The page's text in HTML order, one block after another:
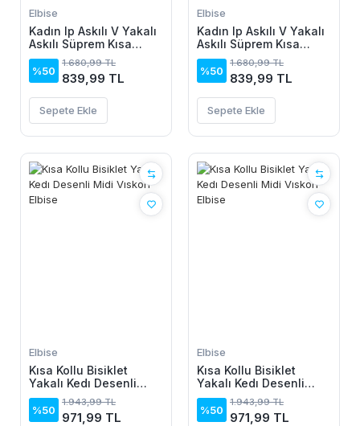
Elbise
Kadın Ip Askılı V Yakalı
Askılı Süprem Kısa
Elbise
%50
1.680,99 TL
839,99 TL
Sepete Ekle
Elbise
Kadın Ip Askılı V Yakalı
Askılı Süprem Kısa
Elbise
%50
1.680,99 TL
839,99 TL
Sepete Ekle
Elbise
Kısa Kollu Bisiklet
Yakalı Kedı Desenli
Midi Vıskon Elbise
%50
1.943,99 TL
971,99 TL
Elbise
Kısa Kollu Bisiklet
Yakalı Kedı Desenli
Midi Vıskon Elbise
%50
1.943,99 TL
971,99 TL